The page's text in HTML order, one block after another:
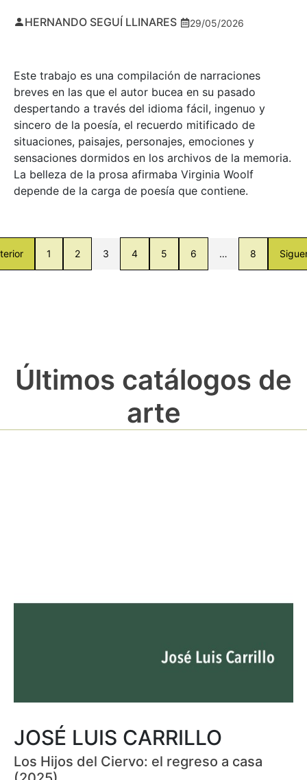
HERNANDO SEGUÍ LLINARES 29/05/2026
Este trabajo es una compilación de narraciones
breves en las que el autor bucea en su pasado
despertando a través del idioma fácil, ingenuo y
sincero de la poesía, el recuerdo mitificado de
situaciones, paisajes, personajes, emociones y
sensaciones dormidos en los archivos de la memoria.
La belleza de la prosa afirmaba Virginia Woolf
depende de la carga de poesía que contiene.
1 2 3 4 5 6 … 8
Últimos catálogos de
arte
JOSÉ LUIS CARRILLO
Los Hijos del Ciervo: el regreso a casa